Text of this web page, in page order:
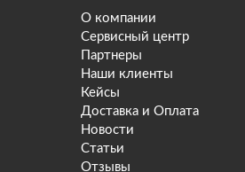
О компании
Сервисный центр
Партнеры
Наши клиенты
Кейсы
Доставка и Оплата
Новости
Статьи
Отзывы